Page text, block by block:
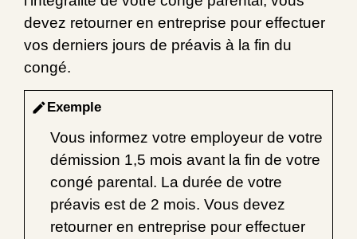
devez retourner en entreprise pour effectuer
vos derniers jours de préavis à la fin du
congé.
editExemple
Vous informez votre employeur de votre
démission 1,5 mois avant la fin de votre
congé parental. La durée de votre
préavis est de 2 mois. Vous devez
retourner en entreprise pour effectuer